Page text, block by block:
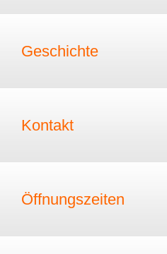
Geschichte
Kontakt
Öffnungszeiten